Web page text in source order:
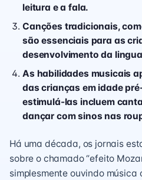
leitura e a fala.
Canções tradicionais,
são essenciais para as
desenvolvimento da
As habilidades musicais
das crianças em idade
estimulá-las incluem
dançar com sinos nas
Há uma década, os jornais
sobre o chamado “efeito
simplesmente ouvindo